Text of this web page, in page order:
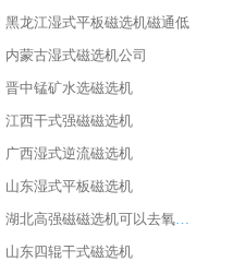
黑龙江湿式平板磁选机磁通低
内蒙古湿式磁选机公司
晋中锰矿水选磁选机
江西干式强磁磁选机
广西湿式逆流磁选机
山东湿式平板磁选机
湖北高强磁磁选机可以去氧化铝
山东四辊干式磁选机